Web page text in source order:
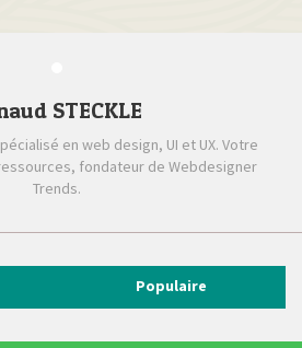
STECKLE
en web design, UI et UX. Votre
fondateur de Webdesigner
Trends.
Populaire